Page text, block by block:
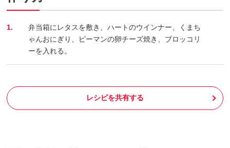
1.
弁当箱にレタスを敷き、ハートのウインナー、くまち
ゃんおにぎり、ピーマンの卵チーズ焼き、ブロッコリ
ーを入れる。
レシピを共有する